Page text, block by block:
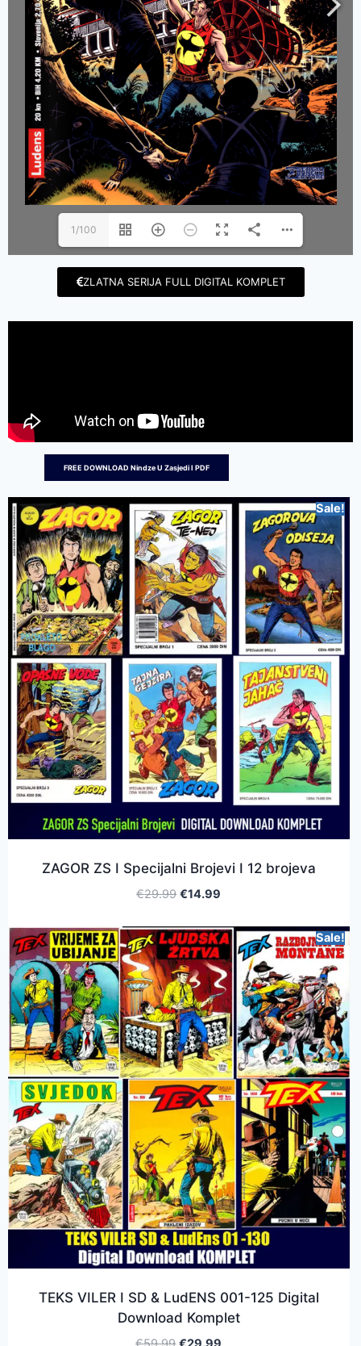
1/100
ZLATNA SERIJA FULL DIGITAL KOMPLET
FREE DOWNLOAD Nindze U Zasjedi I PDF
Sale!
ZAGOR ZS I Specijalni Brojevi I 12 brojeva
€29.99 €14.99
Sale!
TEKS VILER I SD & LudENS 001-125 Digital
Download Komplet